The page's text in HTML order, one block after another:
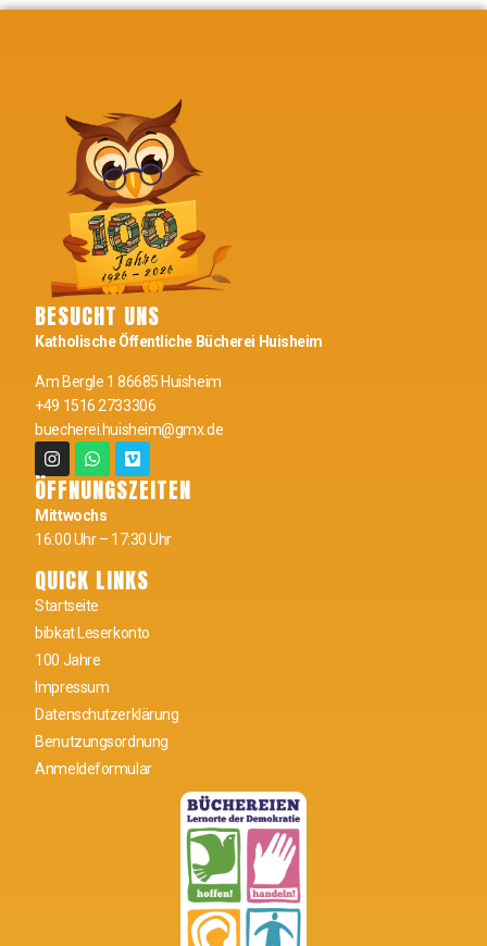
BESUCHT UNS
Katholische Öffentliche Bücherei Huisheim
Am Bergle 1 86685 Huisheim
+49 1516 2733306
buecherei.huisheim@gmx.de
ÖFFNUNGSZEITEN
Mittwochs
16:00 Uhr – 17:30 Uhr
QUICK LINKS
Startseite
bibkat Leserkonto
100 Jahre
Impressum
Datenschutzerklärung
Benutzungsordnung
Anmeldeformular